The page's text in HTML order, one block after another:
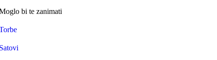
bi te zanimati